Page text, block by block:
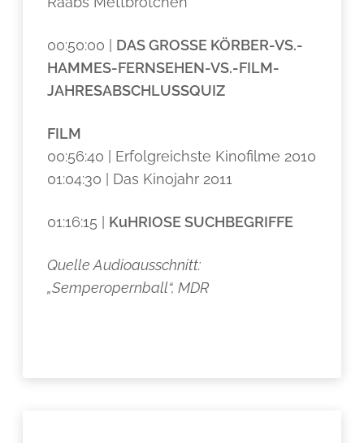
00:50:00 | DAS GROSSE KÖRBER-VS.-
HAMMES-FERNSEHEN-VS.-FILM-
JAHRESABSCHLUSSQUIZ
FILM
00:56:40 | Erfolgreichste Kinofilme 2010
01:04:30 | Das Kinojahr 2011
01:16:15 | KuHRIOSE SUCHBEGRIFFE
Quelle Audioausschnitt:
„Semperopernball“, MDR